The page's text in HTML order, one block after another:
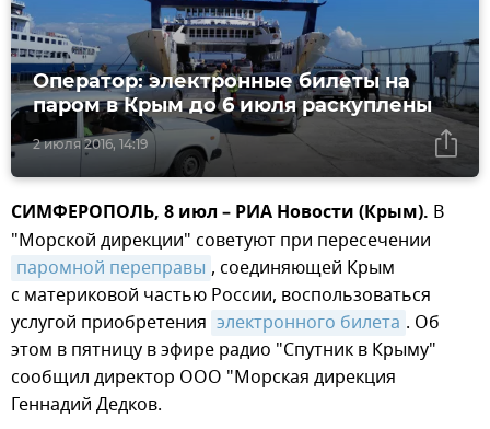
2 июля 2016, 14:19
Оператор: электронные билеты на
паром в Крым до 6 июля раскуплены
СИМФЕРОПОЛЬ, 8 июл – РИА Новости (Крым). В
"Морской дирекции" советуют при пересечении
паромной переправы , соединяющей Крым
с материковой частью России, воспользоваться
услугой приобретения электронного билета . Об
этом в пятницу в эфире радио "Спутник в Крыму"
сообщил директор ООО "Морская дирекция
Геннадий Дедков.